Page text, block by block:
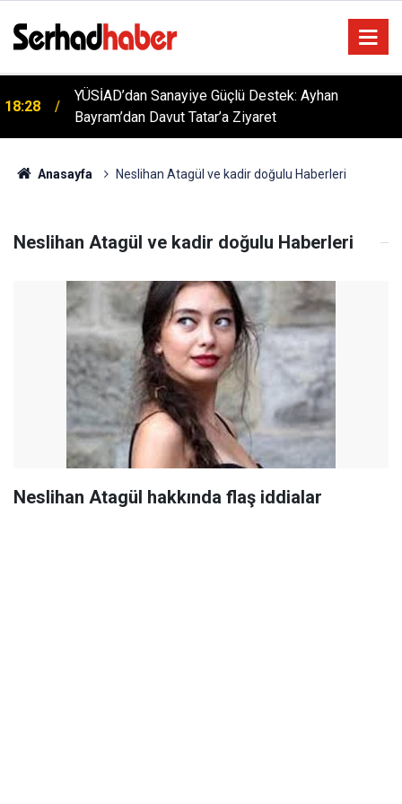
18:28
YÜSİAD’dan Sanayiye Güçlü Destek: Ayhan
Bayram’dan Davut Tatar’a Ziyaret
Anasayfa Neslihan Atagül ve kadir doğulu Haberleri
Neslihan Atagül ve kadir doğulu Haberleri
Neslihan Atagül hakkında flaş iddialar